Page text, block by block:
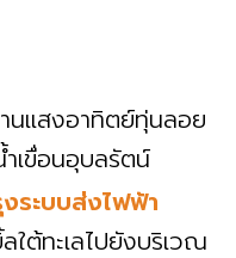
นแสงอาทิตย์ทุ่นลอย
เขื่อนอุบลรัตน์
ระบบส่งไฟฟ้า
ใต้ทะเลไปยังบริเวณ